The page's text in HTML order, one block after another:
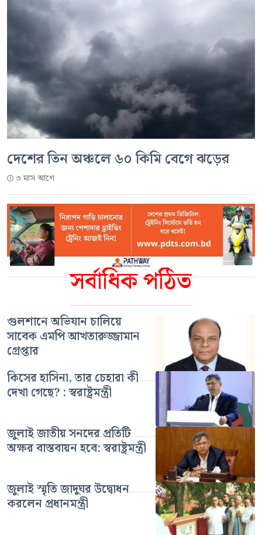
সর্বাধিক পঠিত
গুলশানে অভিযান চালিয়ে
সাবেক এমপি আখতারুজ্জামান
গ্রেপ্তার
কিসের হাসিনা, তার চেহারা কী
দেখা গেছে? : স্বরাষ্ট্রমন্ত্রী
জুলাই জাতীয় সনদের প্রতিটি
অক্ষর বাস্তবায়ন হবে: স্বরাষ্ট্রমন্ত্রী
জুলাই স্মৃতি জাদুঘর উদ্বোধন
করলেন প্রধানমন্ত্রী
দেশের তিন অঞ্চলে ৬০ কিমি বেগে ঝড়ের
৩ মাস আগে